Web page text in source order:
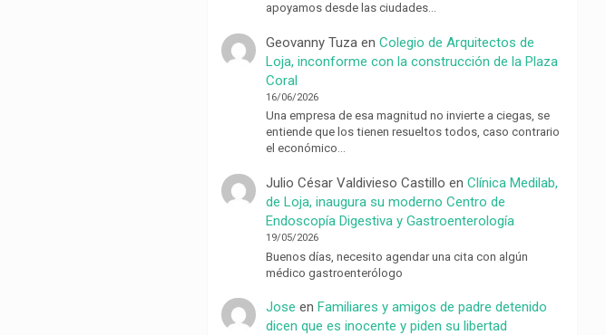
apoyamos desde las ciudades…
Geovanny Tuza enColegio de Arquitectos de
Loja, inconforme con la construcción de la Plaza
Coral
16/06/2026
Una empresa de esa magnitud no invierte a ciegas, se
entiende que los tienen resueltos todos, caso contrario
el económico…
Julio César Valdivieso Castillo enClínica Medilab,
de Loja, inaugura su moderno Centro de
Endoscopía Digestiva y Gastroenterología
19/05/2026
Buenos días, necesito agendar una cita con algún
médico gastroenterólogo
Jose enFamiliares y amigos de padre detenido
dicen que es inocente y piden su libertad